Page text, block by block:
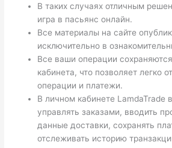
В таких случаях отличным
игра в пасьянс онлайн.
Все материалы на сайте
исключительно в
Все ваши операции
кабинета, что позволяет легко
операции и платежи.
В личном кабинете LamdaTrade
управлять заказами, вводить
данные доставки, сохранять
отслеживать историю